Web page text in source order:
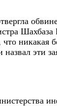
никакая
эти